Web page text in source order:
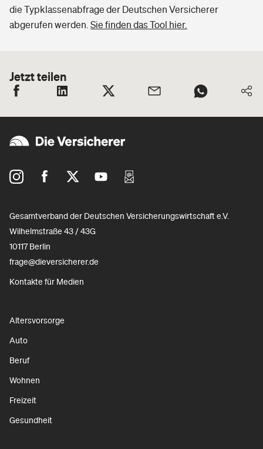
die Typklassenabfrage der Deutschen Versicherer
abgerufen werden. Sie finden das Tool hier.
Jetzt teilen
Gesamtverband der Deutschen Versicherungswirtschaft e.V.
Wilhelmstraße 43 / 43G
10117 Berlin
frage@dieversicherer.de
Kontakte für Medien
Altersvorsorge
Auto
Beruf
Wohnen
Freizeit
Gesundheit